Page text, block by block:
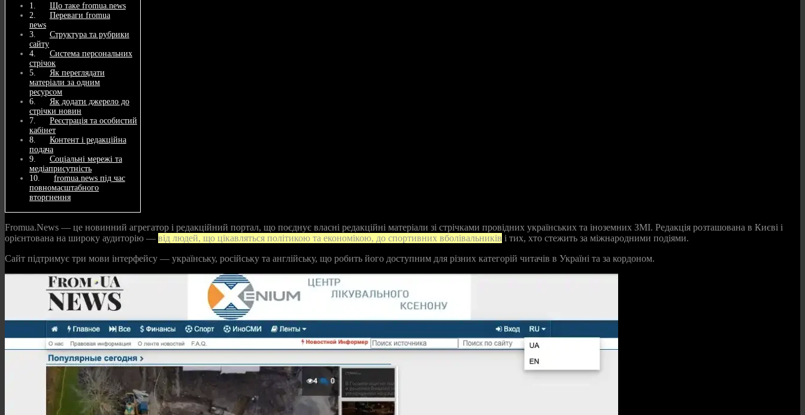
Що таке fromua.news
Переваги fromua
news
Структура та рубрики
сайту
Система персональних
стрічок
Як переглядати
матеріали за одним
ресурсом
Як додати джерело до
стрічки новин
Реєстрація та особистий
кабінет
Контент і редакційна
подача
Соціальні мережі та
медіаприсутність
fromua.news під час
повномасштабного
вторгнення
Fromua.News — це новинний агрегатор і редакційний портал, що поєднує власні редакційні матеріали зі стрічками провідних українських та іноземних ЗМІ. Редакція розташована в Києві і
орієнтована на широку аудиторію — від людей, що цікавляться політикою та економікою, до спортивних вболівальників і тих, хто стежить за міжнародними подіями.
Сайт підтримує три мови інтерфейсу — українську, російську та англійську, що робить його доступним для різних категорій читачів в Україні та за кордоном.